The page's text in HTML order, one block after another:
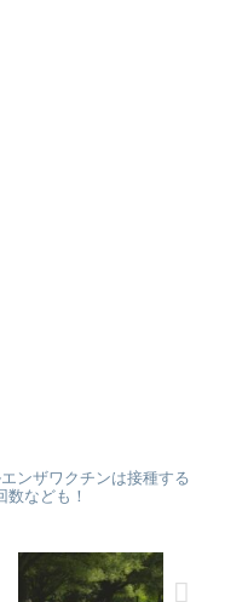
ンザワクチンは接種する
なども！